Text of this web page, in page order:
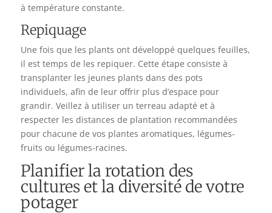
à température constante.
Repiquage
Une fois que les plants ont développé quelques feuilles,
il est temps de les repiquer. Cette étape consiste à
transplanter les jeunes plants dans des pots
individuels, afin de leur offrir plus d’espace pour
grandir. Veillez à utiliser un terreau adapté et à
respecter les distances de plantation recommandées
pour chacune de vos plantes aromatiques, légumes-
fruits ou légumes-racines.
Planifier la rotation des
cultures et la diversité de votre
potager